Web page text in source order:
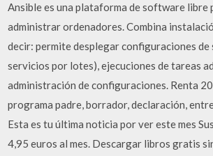
Ansible es una plataforma de software libre
administrar ordenadores. Combina
decir: permite desplegar configuraciones
servicios por lotes), ejecuciones de tareas
administración de configuraciones. Renta
programa padre, borrador, declaración,
Esta es tu última noticia por ver este mes
4,95 euros al mes. Descargar libros gratis